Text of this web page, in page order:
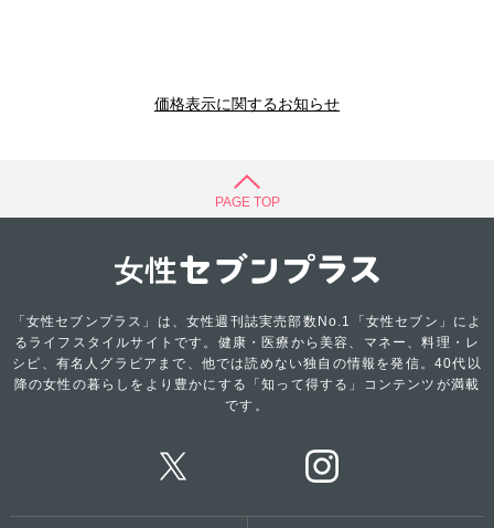
価格表示に関するお知らせ
PAGE TOP
「女性セブンプラス」は、女性週刊誌実売部数No.1「女性セブン」によ
るライフスタイルサイトです。健康・医療から美容、マネー、料理・レ
シピ、有名人グラビアまで、他では読めない独自の情報を発信。40代以
降の女性の暮らしをより豊かにする「知って得する」コンテンツが満載
です。